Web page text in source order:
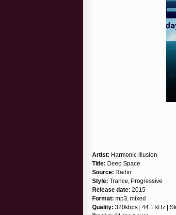
Artist: Harmonic Illusion
Title: Deep Space
Source: Radio
Style: Trance, Progressive
Release date: 2015
Format: mp3, mixed
Quality: 320kbps | 44.1 kHz |